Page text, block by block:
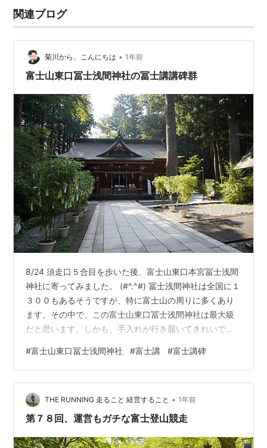
関連ブログ
菊川から、こんにちは • 1年前
富士山東口冨士浅間神社の冨士講講碑群
8/24 須走口５合目を歩いた後、富士山東口本宮冨士浅間
神社に寄ってみました。 (#^.^#) 冨士浅間神社は全国に１
３００もあるそうですが、特に富士山の周りに多くあり
ます。その中で、この富士山東口冨士浅間神社は最大級
だと思います。しかも、手入れが行き届いてきれいで
された降灰の山だと「ブラタモリ」で説明されていまし
た。 ↓ 物凄い量の灰が辺りを埋めたのです。それでも、
重機などない昔の人は人力だけで社殿を掘り起こし再建
したのです。信じられません。 社殿の脇から富士山への
登山道、須走口登山道につながっています。 そこには、
#富士山東口冨士浅間神社 #富士講 #富士講碑
THE RUNNING 走ること 経営すること • 1年前
第７８回、運営もガチな富士登山競走